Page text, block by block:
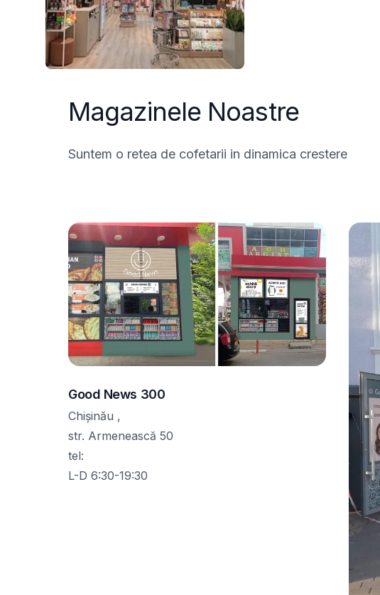
Magazinele Noastre
Suntem o retea de cofetarii in dinamica crestere
Good News 300
Chișinău ,
str. Armenească 50
tel:
L-D 6:30-19:30